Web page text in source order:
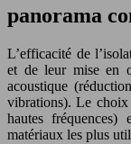
panorama
L’efficacité de
et de leur mise en
acoustique
vibrations). Le choix
hautes
matériaux les plus